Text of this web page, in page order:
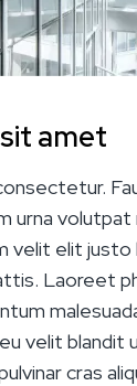
amet
urna
velit elit
Laoreet
velit
cras